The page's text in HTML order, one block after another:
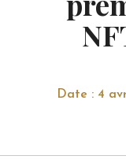
Date : 4